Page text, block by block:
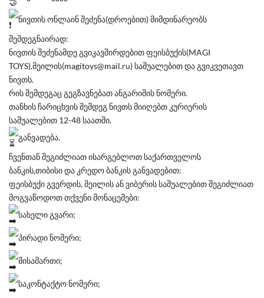
ნივთის ონლაინ შეძენა(დროებით) მიმდინარეობს
შემდეგნაირად:
ნივთის შეძენამდე გვიკავშირდებით ფეისბუქის(MAGI
TOYS),მეილის(magitoys@mail.ru) საშუალებით და გვიკვეთავთ
ნივთს.
რის შემდეგაც გეგზავნებათ ანგარიშის ნომერი.
თანხის ჩარიცხვის შემდეგ ნივთს მიიღებთ კურიერის
საშუალებით 12-48 საათში.
განვადება.
ჩვენთან შეგიძლიათ ისარგებლოთ საქართველოს
ბანკის,თიბისი და კრედო ბანკის განვადებით:
ფეისბუქი გვერდის, მეილის ან ვიბერის საშუალებით შეგიძლიათ
მოგვაწოდოთ თქვენი მონაცემები:
სახელი გვარი;
პირადი ნომერი;
მისამართი;
საკონტაქტო ნომერი;